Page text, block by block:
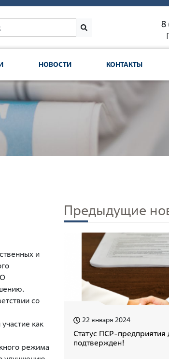
8
НОВОСТИ КОНТАКТЫ
и
со
как
режима
Предыдущие
22 января 2024
Статус ПСР-предприятия
подтвержден!